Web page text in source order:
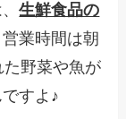
、生鮮食品の
業時間は朝
野菜や魚が
すよ♪